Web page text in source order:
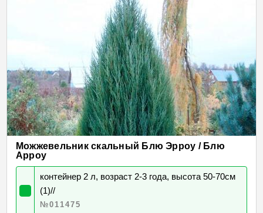
Можжевельник скальный Блю Эрроу / Блю
Арроу
контейнер 2 л, возраст 2-3 года, высота 50-70см
(1)//
№011475